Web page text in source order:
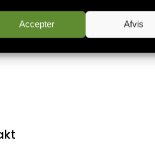
Accepter Afvis